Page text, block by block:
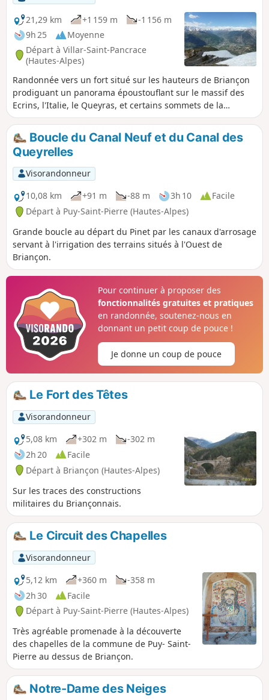
21,29 km
+1 159 m
-1 156 m
9h 25
Moyenne
Départ à Villar-Saint-Pancrace
(Hautes-Alpes)
Randonnée vers un fort situé sur les hauteurs de Briançon
prodiguant un panorama époustouflant sur le massif des
Ecrins, l'Italie, le Queyras, et certains sommets de la
Vanoise. On aperçoit également les autres forts
environnants comme celui de la Lausette, des Gondrans et
de l'Infernet que la Grande Maye était censée protéger.
Boucle du Canal Neuf et du Canal des
Queyrelles
Visorandonneur
10,08 km
+91 m -88 m 3h 10
Facile
Départ à Puy-Saint-Pierre (Hautes-Alpes)
Grande boucle au départ du Pinet par les canaux d'arrosage
servant à l'irrigation des terrains situés à l'Ouest de
Briançon.
Pour continuer à proposer des
fonctionnalités gratuites et pratiques
en randonnée, soutenez-nous en
donnant un petit coup de pouce !
Je donne un coup de pouce
Le Fort des Têtes
Visorandonneur
5,08 km
+302 m
-302 m
2h 20
Facile
Départ à Briançon (Hautes-Alpes)
Sur les traces des constructions
militaires du Briançonnais.
Le Circuit des Chapelles
Visorandonneur
5,12 km
+360 m
-358 m
2h 30
Facile
Départ à Puy-Saint-Pierre (Hautes-Alpes)
Très agréable promenade à la découverte
des chapelles de la commune de Puy- Saint-
Pierre au dessus de Briançon.
Notre-Dame des Neiges